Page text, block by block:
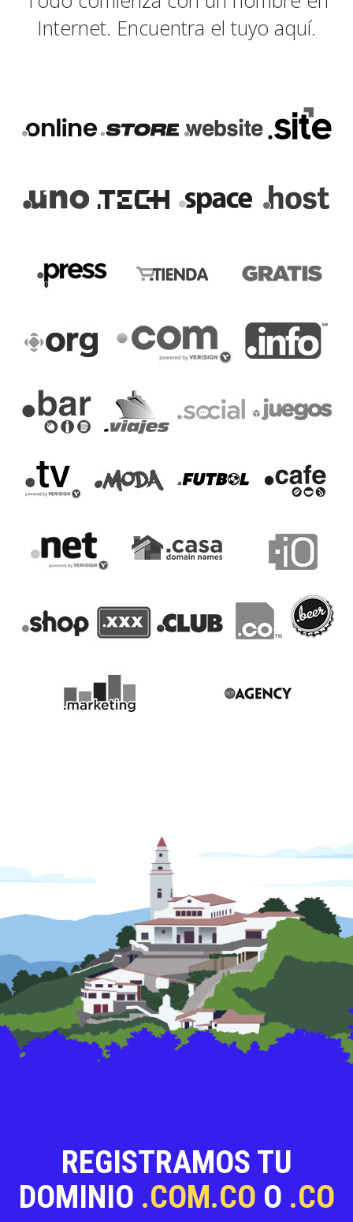
Internet. Encuentra el tuyo aquí.
REGISTRAMOS TU
DOMINIO .COM.CO O .CO